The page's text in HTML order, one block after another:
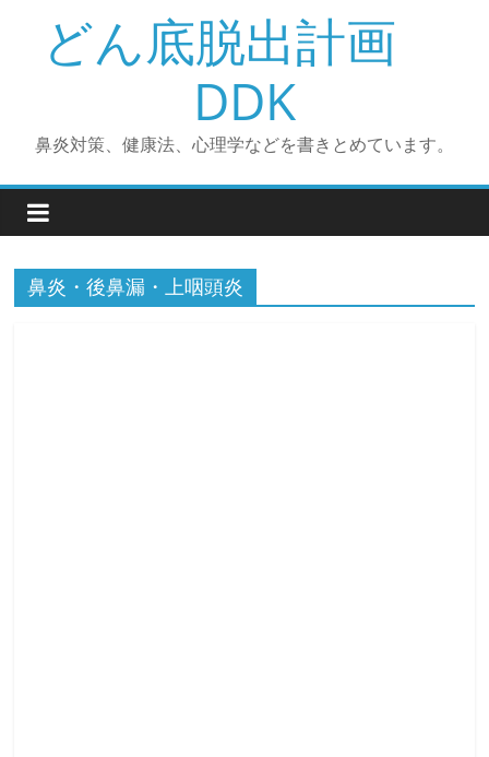
ッ
どん底脱出計画
DDK
鼻炎対策、健康法、心理学などを書きとめています。
鼻炎・後鼻漏・上咽頭炎